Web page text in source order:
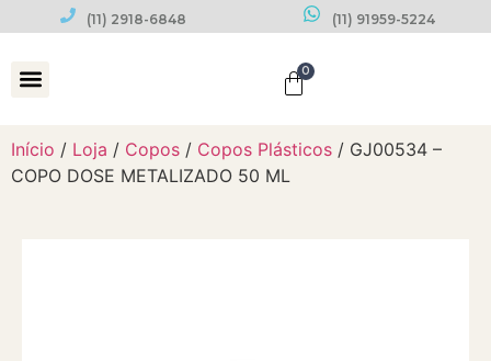
(11) 2918-6848 (11) 91959-5224
0
Início / Loja / Copos / Copos Plásticos / GJ00534 –
COPO DOSE METALIZADO 50 ML